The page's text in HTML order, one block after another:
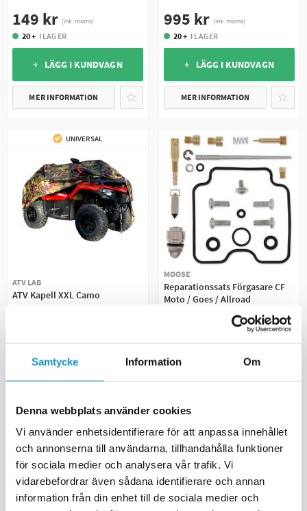
Samtycke Information Om
Denna webbplats använder cookies
Vi använder enhetsidentifierare för att anpassa innehållet
och annonserna till användarna, tillhandahålla funktioner
för sociala medier och analysera vår trafik. Vi
vidarebefordrar även sådana identifierare och annan
information från din enhet till de sociala medier och
149 kr (ink. moms)
20 + I LAGER
+ LÄGG I KUNDVAGN
MER INFORMATION
995 kr (ink. moms)
20 + I LAGER
+ LÄGG I KUNDVAGN
MER INFORMATION
UNIVERSAL
ATV LAB
ATV Kapell XXL Camo
20 + I LAGER
+ LÄGG I KUNDVAGN
MOOSE
Reparationssats Förgasare CF
Moto / Goes / Allroad
(ink. moms)
17 I LAGER